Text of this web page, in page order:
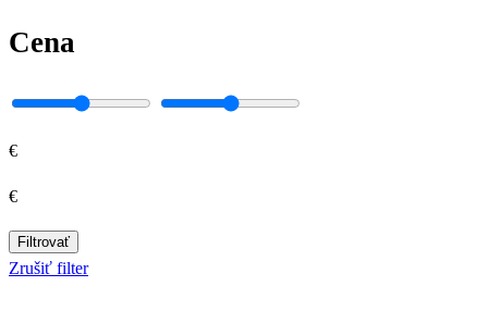
Cena
€
€
Filtrovať
Zrušiť filter